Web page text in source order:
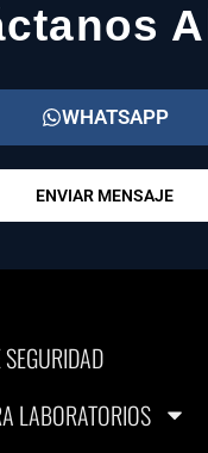
WHATSAPP
ENVIAR MENSAJE
LABORATORIOS